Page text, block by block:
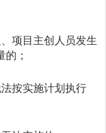
项目主创人员发生
；
按实施计划执行